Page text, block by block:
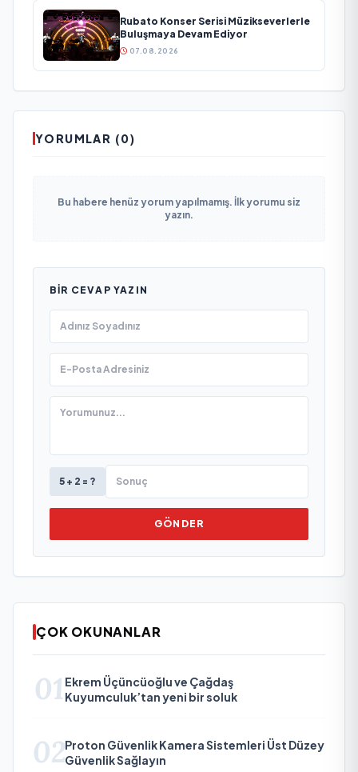
Rubato Konser Serisi Müzikseverlerle
Buluşmaya Devam Ediyor
07.08.2026
YORUMLAR (0)
Bu habere henüz yorum yapılmamış. İlk yorumu siz
yazın.
BIR CEVAP YAZIN
5 + 2 = ?
GÖNDER
ÇOK OKUNANLAR
01 Ekrem Üçüncüoğlu ve Çağdaş
Kuyumculuk’tan yeni bir soluk
02Proton Güvenlik Kamera Sistemleri Üst Düzey
Güvenlik Sağlayın